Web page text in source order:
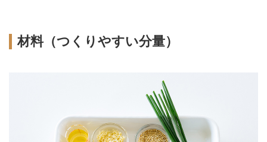
材料（つくりやすい分量）